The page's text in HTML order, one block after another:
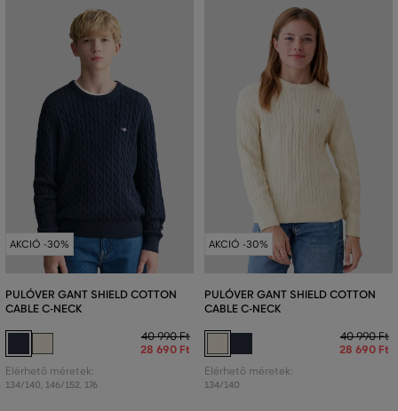
AKCIÓ -30%
PULÓVER GANT SHIELD COTTON
CABLE C-NECK
40 990 Ft
28 690 Ft
Elérhető méretek:
134/140, 146/152, 176
AKCIÓ -30%
PULÓVER GANT SHIELD COTTON
CABLE C-NECK
40 990 Ft
28 690 Ft
Elérhető méretek:
134/140